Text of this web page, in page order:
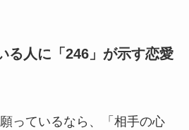
る人に「246」が示す恋愛
っているなら、「相手の心